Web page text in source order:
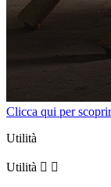
Clicca qui per
Utilità
Utilità  